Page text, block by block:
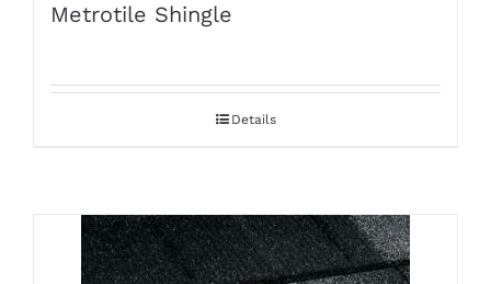
Metrotile Shingle
Details